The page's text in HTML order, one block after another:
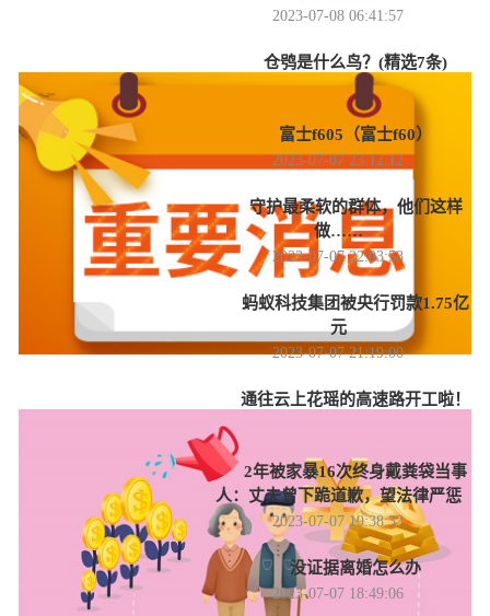
2023-07-08 06:41:57
仓鸮是什么鸟？(精选7条)
2023-07-08 04:42:21
富士f605（富士f60）
2023-07-07 23:12:12
守护最柔软的群体，他们这样
做……
2023-07-07 22:03:58
蚂蚁科技集团被央行罚款1.75亿
元
2023-07-07 21:19:00
通往云上花瑶的高速路开工啦！
2年被家暴16次终身戴粪袋当事
人：丈夫曾下跪道歉，望法律严惩
2023-07-07 19:38:33
没证据离婚怎么办
2023-07-07 18:49:06